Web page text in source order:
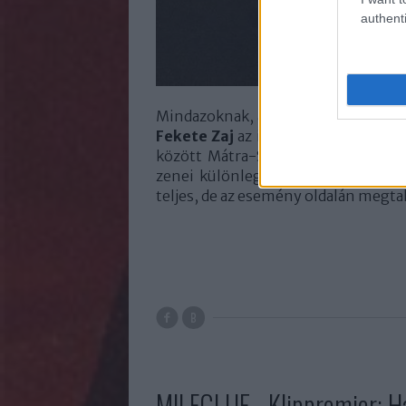
Mindazoknak, akik az igényes
Fekete Zaj az ideális fesztivál a
között Mátra-Sástón a családias
zenei különlegességek várják az
teljes, de az esemény oldalán